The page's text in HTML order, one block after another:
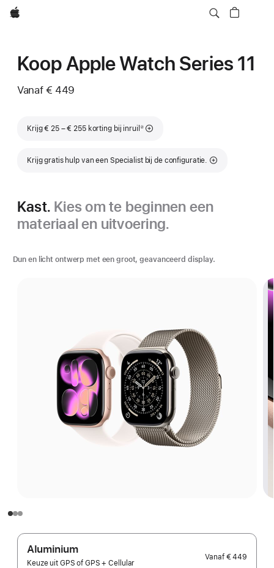
Apple
Koop Apple Watch Series 11
Vanaf € 449
Krijg € 25 – € 255 korting bij inruil
Voetnoot
②
Krijg gratis hulp van een Specialist bij de configuratie.
Kast. Kies om te beginnen een
materiaal en uitvoering.
Dun en licht ontwerp met een groot, geavanceerd display.
Aluminium
Keuze uit GPS of GPS + Cellular
Vanaf € 449